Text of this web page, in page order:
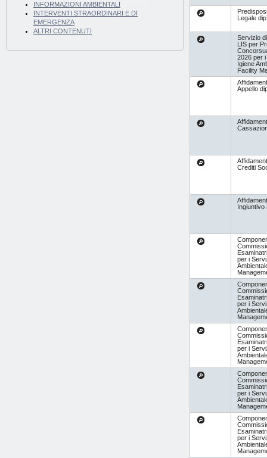
INFORMAZIONI AMBIENTALI
INTERVENTI STRAORDINARI E DI
EMERGENZA
ALTRI CONTENUTI
Legale
Servizio
LIS per
2026 per
Igiene
Facility
Appello
Crediti
Ingiuntivo
per i
per i
per i
per i
per i